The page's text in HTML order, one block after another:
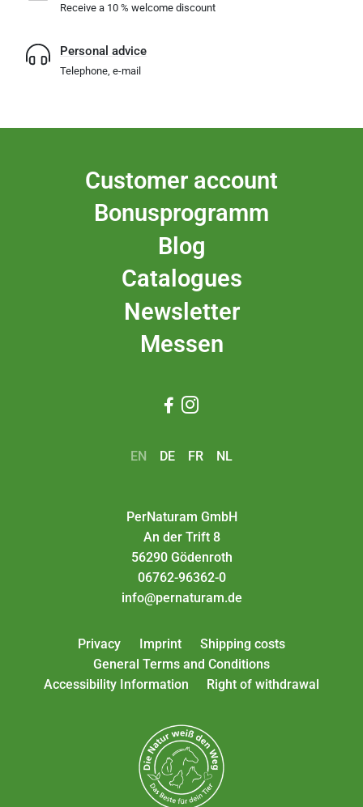
Receive a 10 % welcome discount
Personal advice
Telephone, e-mail
Customer account
Bonusprogramm
Blog
Catalogues
Newsletter
Messen
 
EN DE FR NL
PerNaturam GmbH
An der Trift 8
56290 Gödenroth
06762-96362-0
info@pernaturam.de
Privacy Imprint
Shipping costs
General Terms and Conditions
Accessibility Information
Right of withdrawal